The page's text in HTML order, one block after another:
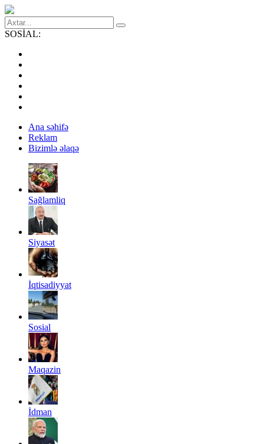
SOSİAL:
Ana səhifə
Reklam
Bizimlə əlaqə
Sağlamliq
Siyasət
İqtisadiyyat
Sosial
Maqazin
İdman